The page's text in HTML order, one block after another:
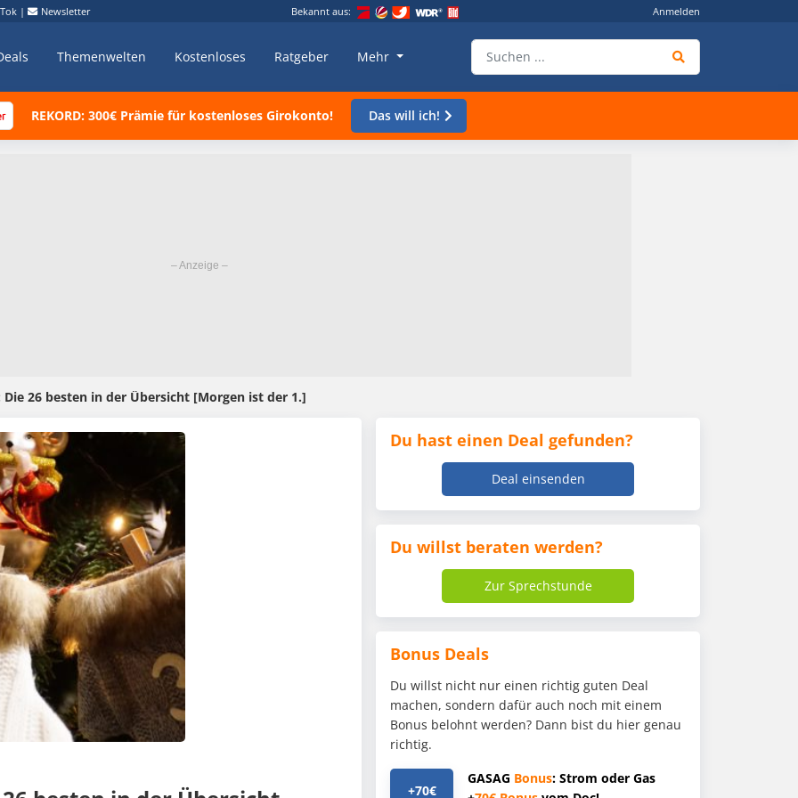
| Newsletter Bekannt aus: Anmelden
Themenwelten Kostenloses Ratgeber Mehr
REKORD: 300€ Prämie für kostenloses Girokonto! Das will ich!
26 besten in der Übersicht [Morgen ist der 1.]
Du hast einen Deal gefunden?
Deal einsenden
Du willst beraten werden?
Zur Sprechstunde
Bonus Deals
Du willst nicht nur einen richtig guten Deal
machen, sondern dafür auch noch mit einem
Bonus belohnt werden? Dann bist du hier genau
richtig.
+70€
GASAG Bonus: Strom oder Gas